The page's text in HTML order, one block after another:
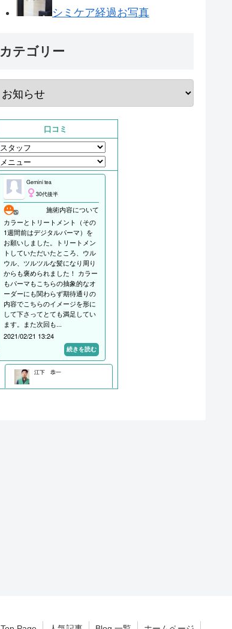
シミケア経過お写真
カテゴリー